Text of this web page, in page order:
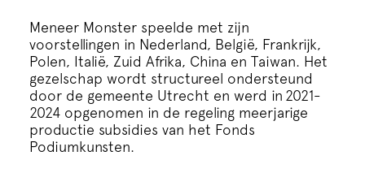
Meneer Monster speelde met zijn
voorstellingen in Nederland, België, Frankrijk,
Polen, Italië, Zuid Afrika, China en Taiwan. Het
gezelschap wordt structureel ondersteund
door de gemeente Utrecht en werd in 2021-
2024 opgenomen in de regeling meerjarige
productie subsidies van het Fonds
Podiumkunsten.